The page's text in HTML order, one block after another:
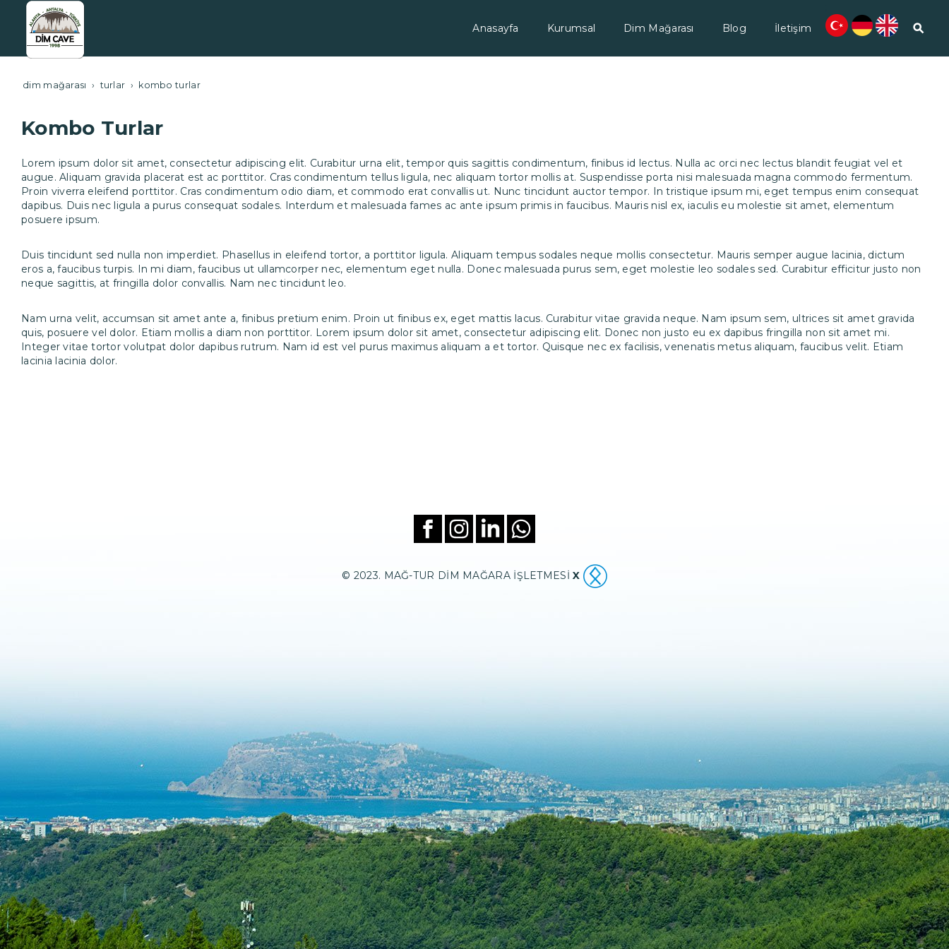
Anasayfa Kurumsal Dim Mağarası Blog İletişim
dim mağarası turlar kombo turlar
Kombo Turlar
Lorem ipsum dolor sit amet, consectetur adipiscing elit. Curabitur urna elit, tempor quis sagittis condimentum, finibus id lectus. Nulla ac orci nec lectus blandit feugiat vel et
augue. Aliquam gravida placerat est ac porttitor. Cras condimentum tellus ligula, nec aliquam tortor mollis at. Suspendisse porta nisi malesuada magna commodo fermentum.
Proin viverra eleifend porttitor. Cras condimentum odio diam, et commodo erat convallis ut. Nunc tincidunt auctor tempor. In tristique ipsum mi, eget tempus enim consequat
dapibus. Duis nec ligula a purus consequat sodales. Interdum et malesuada fames ac ante ipsum primis in faucibus. Mauris nisl ex, iaculis eu molestie sit amet, elementum
posuere ipsum.
Duis tincidunt sed nulla non imperdiet. Phasellus in eleifend tortor, a porttitor ligula. Aliquam tempus sodales neque mollis consectetur. Mauris semper augue lacinia, dictum
eros a, faucibus turpis. In mi diam, faucibus ut ullamcorper nec, elementum eget nulla. Donec malesuada purus sem, eget molestie leo sodales sed. Curabitur efficitur justo non
neque sagittis, at fringilla dolor convallis. Nam nec tincidunt leo.
Nam urna velit, accumsan sit amet ante a, finibus pretium enim. Proin ut finibus ex, eget mattis lacus. Curabitur vitae gravida neque. Nam ipsum sem, ultrices sit amet gravida
quis, posuere vel dolor. Etiam mollis a diam non porttitor. Lorem ipsum dolor sit amet, consectetur adipiscing elit. Donec non justo eu ex dapibus fringilla non sit amet mi.
Integer vitae tortor volutpat dolor dapibus rutrum. Nam id est vel purus maximus aliquam a et tortor. Quisque nec ex facilisis, venenatis metus aliquam, faucibus velit. Etiam
lacinia lacinia dolor.
© 2023. MAĞ-TUR DİM MAĞARA İŞLETMESİX